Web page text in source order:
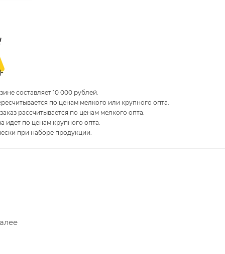
составляет 10 000 рублей.
по ценам мелкого или крупного опта.
рассчитывается по ценам мелкого опта.
идет по ценам крупного опта.
при наборе продукции.